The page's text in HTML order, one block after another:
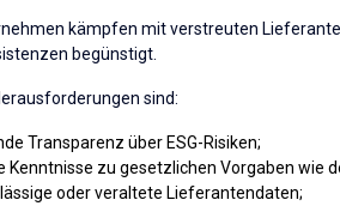
kämpfen mit verstreuten
begünstigt.
sind:
Transparenz über ESG-Risiken;
Kenntnisse zu gesetzlichen Vorgaben wie
oder veraltete Lieferantendaten;